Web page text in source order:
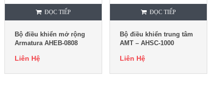
ĐỌC TIẾP
Bộ điều khiển mở rộng
Armatura AHEB-0808
Liên Hệ
ĐỌC TIẾP
Bộ điều khiển trung tâm
AMT – AHSC-1000
Liên Hệ